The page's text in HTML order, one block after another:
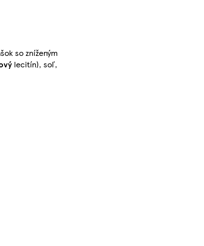
so zníženým
lecitín), soľ,